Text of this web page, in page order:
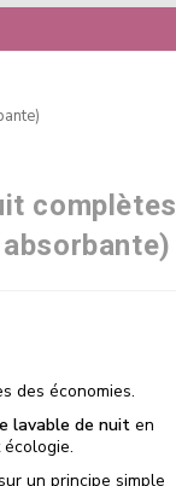
complètes
des économies.
lavable de nuiten
un principe simple